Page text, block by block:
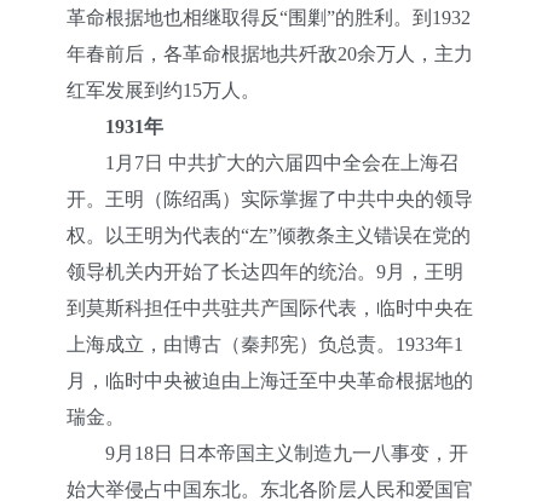
革命根据地也相继取得反“围剿”的胜利。到1932
年春前后，各革命根据地共歼敌20余万人，主力
红军发展到约15万人。
1931年
1月7日 中共扩大的六届四中全会在上海召
开。王明（陈绍禹）实际掌握了中共中央的领导
权。以王明为代表的“左”倾教条主义错误在党的
领导机关内开始了长达四年的统治。9月，王明
到莫斯科担任中共驻共产国际代表，临时中央在
上海成立，由博古（秦邦宪）负总责。1933年1
月，临时中央被迫由上海迁至中央革命根据地的
瑞金。
9月18日 日本帝国主义制造九一八事变，开
始大举侵占中国东北。东北各阶层人民和爱国官